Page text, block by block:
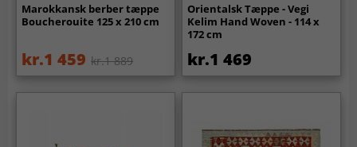
Marokkansk berber tæppe
Boucherouite 125 x 210 cm
kr.1 459 kr.1 889
Orientalsk Tæppe - Vegi
Kelim Hand Woven - 114 x
172 cm
kr.1 469